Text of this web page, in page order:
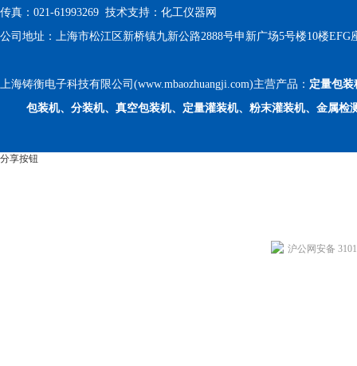
传真：021-61993269 技术支持： 化工仪器网
公司地址：上海市松江区新桥镇九新公路2888号申新广场5号楼10楼EFG
上海铸衡电子科技有限公司(www.mbaozhuangji.com)主营产品： 定量包装
包装机、分装机、真空包装机、定量灌装机、粉末灌装机、金属检
分享按钮
沪公网安备